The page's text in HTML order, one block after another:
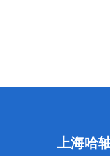
上海哈